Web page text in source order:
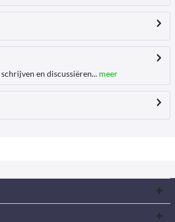
en discussiëren... meer